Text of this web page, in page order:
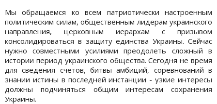
Мы обращаемся ко всем патриотически настроенным
политическим силам, общественным лидерам украинского
направления, церковным иерархам с призывом
консолидироваться в защиту единства Украины. Сейчас
нужно совместными усилиями преодолеть сложный в
истории период украинского общества. Сегодня не время
для сведения счетов, битвы амбиций, соревнований в
знании истины в последней инстанции - узкие интересы
должны подчиняться общим интересам сохранения
Украины.